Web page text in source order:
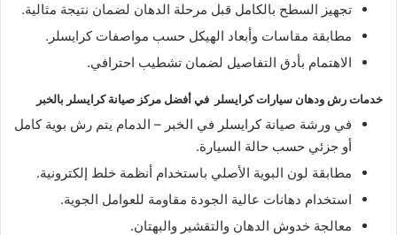
تجهيز السطح بالكامل قبل مرحلة الدهان لضمان نتيجة مثالية.
مطابقة مقاسات وأبعاد الهيكل حسب مواصفات كرايسلر.
الاهتمام بأدق التفاصيل لضمان تشطيب احترافي.
خدمات رش ودهان سيارات كرايسلر في أفضل مركز صيانة كرايسلر بالخبر
في ورشة صيانة كرايسلر في الخبر – الدمام يتم رش بوية كامل
أو جزئي حسب حالة السيارة.
مطابقة لون البوية الأصلي باستخدام أنظمة خلط إلكترونية.
استخدام دهانات عالية الجودة مقاومة للعوامل الجوية.
معالجة خدوش الدهان والتقشير والبهتان.